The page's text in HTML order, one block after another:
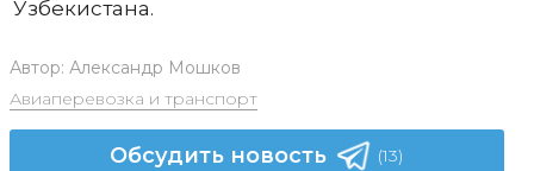
Узбекистана.
Автор: Александр Мошков
Авиаперевозка и транспорт
Обсудить новость (13)